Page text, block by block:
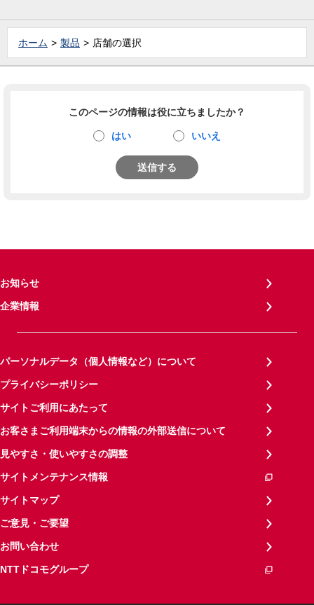
ホーム 製品 店舗の選択
このページの情報は役に立ちましたか？
はい いいえ
送信する
お知らせ
企業情報
パーソナルデータ（個人情報など）について
プライバシーポリシー
サイトご利用にあたって
お客さまご利用端末からの情報の外部送信について
見やすさ・使いやすさの調整
サイトメンテナンス情報
サイトマップ
ご意見・ご要望
お問い合わせ
NTTドコモグループ